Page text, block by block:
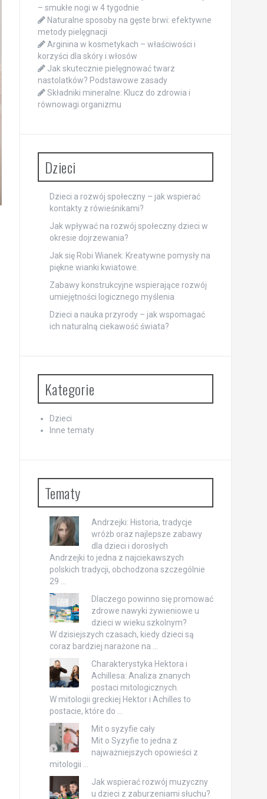
– smukłe nogi w 4 tygodnie
Naturalne sposoby na gęste brwi: efektywne
metody pielęgnacji
Arginina w kosmetykach – właściwości i
korzyści dla skóry i włosów
Jak skutecznie pielęgnować twarz
nastolatków? Podstawowe zasady
Składniki mineralne: Klucz do zdrowia i
równowagi organizmu
Dzieci
Dzieci a rozwój społeczny – jak wspierać
kontakty z rówieśnikami?
Jak wpływać na rozwój społeczny dzieci w
okresie dojrzewania?
Jak się Robi Wianek: Kreatywne pomysły na
piękne wianki kwiatowe.
Zabawy konstrukcyjne wspierające rozwój
umiejętności logicznego myślenia
Dzieci a nauka przyrody – jak wspomagać
ich naturalną ciekawość świata?
Kategorie
Dzieci
Inne tematy
Tematy
Andrzejki: Historia, tradycje
wróżb oraz najlepsze zabawy
dla dzieci i dorosłych
Andrzejki to jedna z najciekawszych
polskich tradycji, obchodzona szczególnie
29 …
Dlaczego powinno się promować
zdrowe nawyki żywieniowe u
dzieci w wieku szkolnym?
W dzisiejszych czasach, kiedy dzieci są
coraz bardziej narażone na …
Charakterystyka Hektora i
Achillesa: Analiza znanych
postaci mitologicznych.
W mitologii greckiej Hektor i Achilles to
postacie, które do …
Mit o syzyfie cały
Mit o Syzyfie to jedna z
najważniejszych opowieści z
mitologii …
Jak wspierać rozwój muzyczny
u dzieci z zaburzeniami słuchu?